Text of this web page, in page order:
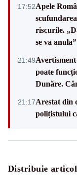
17:52Apele
riscurile.
se va anula”
21:49
poate
Dunăre.
21:17Arestat din
polițistului
Distribuie